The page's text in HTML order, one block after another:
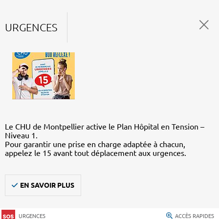
URGENCES
Le CHU de Montpellier active le Plan Hôpital en Tension –
Niveau 1.
Pour garantir une prise en charge adaptée à chacun,
appelez le 15 avant tout déplacement aux urgences.
EN SAVOIR PLUS
URGENCES ACCÈS RAPIDES